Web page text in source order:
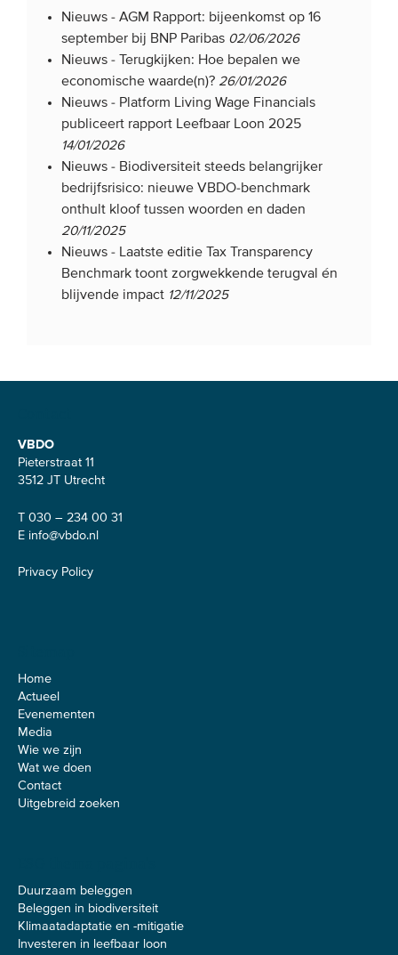
Nieuws -AGM Rapport: bijeenkomst op 16
september bij BNP Paribas 02/06/2026
Nieuws -
Terugkijken: Hoe bepalen we
economische waarde(n)? 26/01/2026
Nieuws - Platform Living Wage Financials
publiceert rapport Leefbaar Loon 2025
14/01/2026
Nieuws - Biodiversiteit steeds belangrijker
bedrijfsrisico: nieuwe VBDO-benchmark
onthult kloof tussen woorden en daden
20/11/2025
Nieuws - Laatste editie Tax Transparency
Benchmark toont zorgwekkende terugval én
blijvende impact 12/11/2025
VBDO
Pieterstraat 11
3512 JT Utrecht
T 030 – 234 00 31
E info@vbdo.nl
Privacy Policy
Home
Actueel
Evenementen
Media
Wie we zijn
Wat we doen
Contact
Uitgebreid zoeken
Duurzaam beleggen
Beleggen in biodiversiteit
Klimaatadaptatie en -mitigatie
Investeren in leefbaar loon